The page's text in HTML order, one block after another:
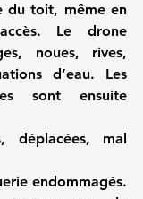
du toit, même en
Le drone
noues, rives,
d’eau. Les
sont ensuite
déplacées, mal
endommagés.